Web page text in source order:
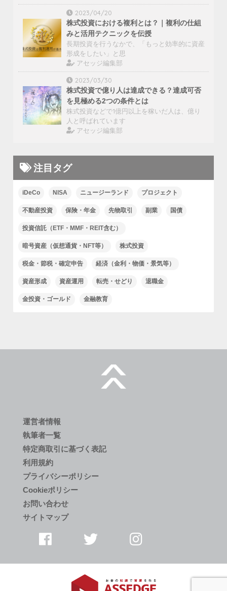
2023/04/20
株式投資における複利とは？｜複利の仕組
みと活用テクニックを伝授
長期投資を行うなかで、「もっと効率的に資産
形成をしたい」と思
アセッジ編集部
2023/03/30
株式投資で億り人は達成できる？達成可否
を見極める2つの条件とは
株式投資などで1億円以上を稼いだ人は、億り
人と呼ばれています
アセッジ編集部
注目タグ
iDeCo NISA ニュージーランド プロジェクト
不動産投資 保険・年金 先物取引 副業 国債
投資信託（ETF・MMF・REIT含む）
暗号資産（仮想通貨・NFT等） 株式投資
税金・節税・確定申告 経済（金利・物価・景気等）
資産形成 資産運用 転売・せどり 退職金
金投資・ゴールド 金融教育
運営者情報
執筆者一覧
特定商取引に基づく表記
利用規約
プライバシーポリシー
Cookieポリシー
お問い合わせ
サイトマップ